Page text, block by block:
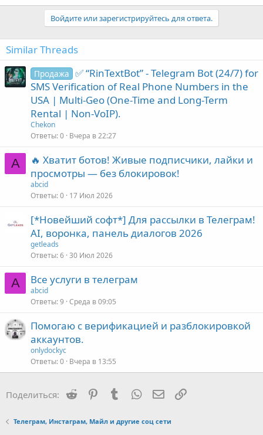
Войдите или зарегистрируйтесь для ответа.
Similar Threads
Продажа ✅ “RinTextBot” - Telegram Bot (24/7) for
SMS Verification of Real Phone Numbers in the
USA | Multi-Geo (One-Time and Long-Term
Rental | Non-VoIP).
Chekon
Ответы 0 Вчера в 22:27
A
🔥 Хватит ботов! Живые подписчики, лайки и
просмотры — без блокировок!
abcid
Ответы 0 17 Июл 2026
[*Новейший софт*] Для рассылки в Телеграм!
AI, воронка, панель диалогов 2026
getleads
Ответы 6 30 Июл 2026
A Все услуги в телеграм
abcid
Ответы 9 Среда в 09:05
Помогаю с верификацией и разблокировкой
аккаунтов.
onlydockyc
Ответы 0 Вчера в 13:55
Поделиться: Reddit PinterestTumblrWhatsAppЭлектронная почта
Ссылка
Телеграм, Инстаграм, Майл и другие соц сети